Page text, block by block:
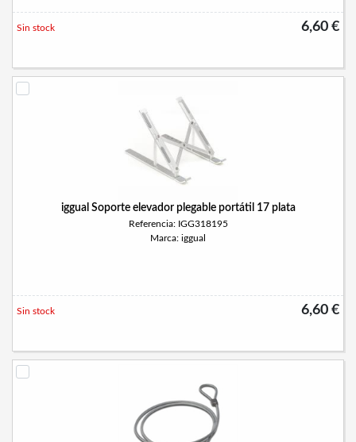
6,60 €
Sin stock
iggual Soporte elevador plegable portátil 17 plata
Referencia: IGG318195
Marca: iggual
6,60 €
Sin stock